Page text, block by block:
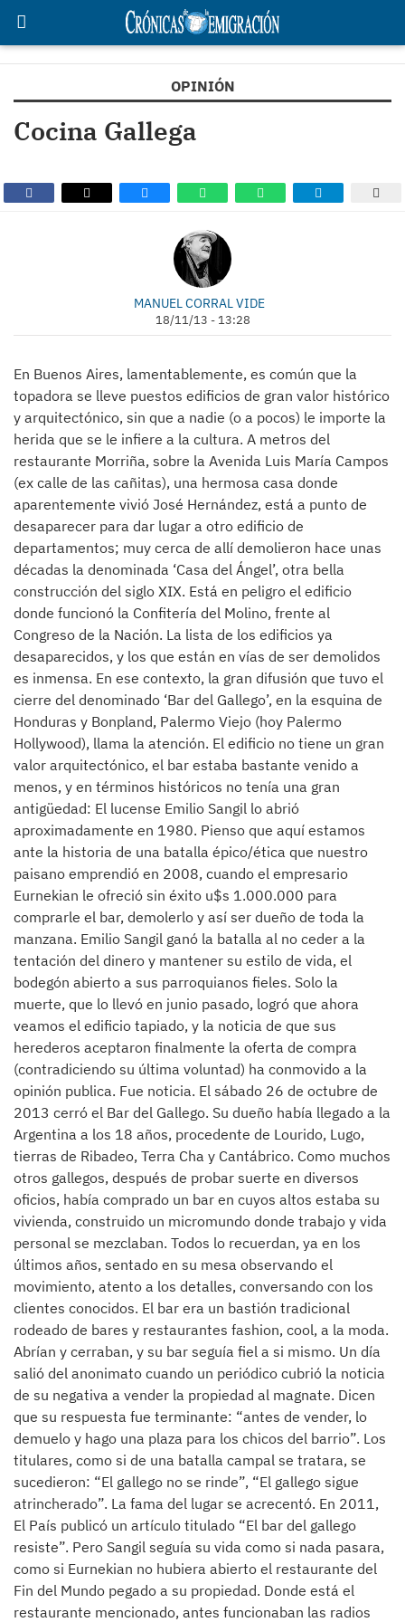
OPINIÓN
Cocina Gallega
MANUEL CORRAL VIDE
18/11/13 - 13:28
En Buenos Aires, lamentablemente, es común que la
topadora se lleve puestos edificios de gran valor histórico
y arquitectónico, sin que a nadie (o a pocos) le importe la
herida que se le infiere a la cultura. A metros del
restaurante Morriña, sobre la Avenida Luis María Campos
(ex calle de las cañitas), una hermosa casa donde
aparentemente vivió José Hernández, está a punto de
desaparecer para dar lugar a otro edificio de
departamentos; muy cerca de allí demolieron hace unas
décadas la denominada ‘Casa del Ángel’, otra bella
construcción del siglo XIX. Está en peligro el edificio
donde funcionó la Confitería del Molino, frente al
Congreso de la Nación. La lista de los edificios ya
desaparecidos, y los que están en vías de ser demolidos
es inmensa. En ese contexto, la gran difusión que tuvo el
cierre del denominado ‘Bar del Gallego’, en la esquina de
Honduras y Bonpland, Palermo Viejo (hoy Palermo
Hollywood), llama la atención. El edificio no tiene un gran
valor arquitectónico, el bar estaba bastante venido a
menos, y en términos históricos no tenía una gran
antigüedad: El lucense Emilio Sangil lo abrió
aproximadamente en 1980. Pienso que aquí estamos
ante la historia de una batalla épico/ética que nuestro
paisano emprendió en 2008, cuando el empresario
Eurnekian le ofreció sin éxito u$s 1.000.000 para
comprarle el bar, demolerlo y así ser dueño de toda la
manzana. Emilio Sangil ganó la batalla al no ceder a la
tentación del dinero y mantener su estilo de vida, el
bodegón abierto a sus parroquianos fieles. Solo la
muerte, que lo llevó en junio pasado, logró que ahora
veamos el edificio tapiado, y la noticia de que sus
herederos aceptaron finalmente la oferta de compra
(contradiciendo su última voluntad) ha conmovido a la
opinión publica. Fue noticia. El sábado 26 de octubre de
2013 cerró el Bar del Gallego. Su dueño había llegado a la
Argentina a los 18 años, procedente de Lourido, Lugo,
tierras de Ribadeo, Terra Cha y Cantábrico. Como muchos
otros gallegos, después de probar suerte en diversos
oficios, había comprado un bar en cuyos altos estaba su
vivienda, construido un micromundo donde trabajo y vida
personal se mezclaban. Todos lo recuerdan, ya en los
últimos años, sentado en su mesa observando el
movimiento, atento a los detalles, conversando con los
clientes conocidos. El bar era un bastión tradicional
rodeado de bares y restaurantes fashion, cool, a la moda.
Abrían y cerraban, y su bar seguía fiel a si mismo. Un día
salió del anonimato cuando un periódico cubrió la noticia
de su negativa a vender la propiedad al magnate. Dicen
que su respuesta fue terminante: “antes de vender, lo
demuelo y hago una plaza para los chicos del barrio”. Los
titulares, como si de una batalla campal se tratara, se
sucedieron: “El gallego no se rinde”, “El gallego sigue
atrincherado”. La fama del lugar se acrecentó. En 2011,
El País publicó un artículo titulado “El bar del gallego
resiste”. Pero Sangil seguía su vida como si nada pasara,
como si Eurnekian no hubiera abierto el restaurante del
Fin del Mundo pegado a su propiedad. Donde está el
restaurante mencionado, antes funcionaban las radios